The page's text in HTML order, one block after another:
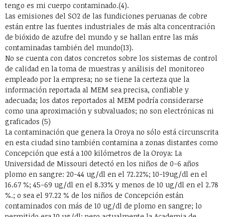
tengo es mi cuerpo contaminado.(4).
Las emisiones del SO2 de las fundiciones peruanas de cobre
están entre las fuentes industriales de más alta concentración
de bióxido de azufre del mundo y se hallan entre las más
contaminadas también del mundo(13).
No se cuenta con datos concretos sobre los sistemas de control
de calidad en la toma de muestras y análisis del monitoreo
empleado por la empresa; no se tiene la certeza que la
información reportada al MEM sea precisa, confiable y
adecuada; los datos reportados al MEM podría considerarse
como una aproximación y subvaluados; no son electrónicas ni
graficados (5)
La contaminación que genera la Oroya no sólo está circunscrita
en esta ciudad sino también contamina a zonas distantes como
Concepción que está a 100 kilómetros de la Oroya: La
Universidad de Missouri detectó en los niños de 0-6 años
plomo en sangre: 20-44 ug/dl en el 72.22%; 10-19ug/dl en el
16.67 %; 45-69 ug/dl en el 8.33% y menos de 10 ug/dl en el 2.78
%.; o sea el 97.22 % de los niños de Concepción están
contaminados con más de 10 ug/dl de plomo en sangre; lo